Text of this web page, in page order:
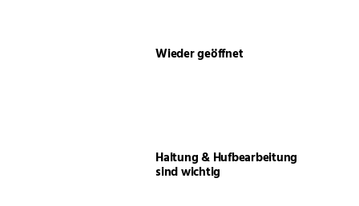
Wieder geöffnet
Haltung & Hufbearbeitung
sind wichtig